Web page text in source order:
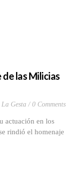
las Milicias
Gesta 0 Comments
actuación en los
rindió el homenaje